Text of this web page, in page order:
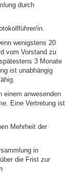
durch
in.
wenigstens 20
vom Vorstand zu
3 Monate
ist unabhängig
einem anwesenden
Eine Vertretung ist
Mehrheit der
in
die Frist zur